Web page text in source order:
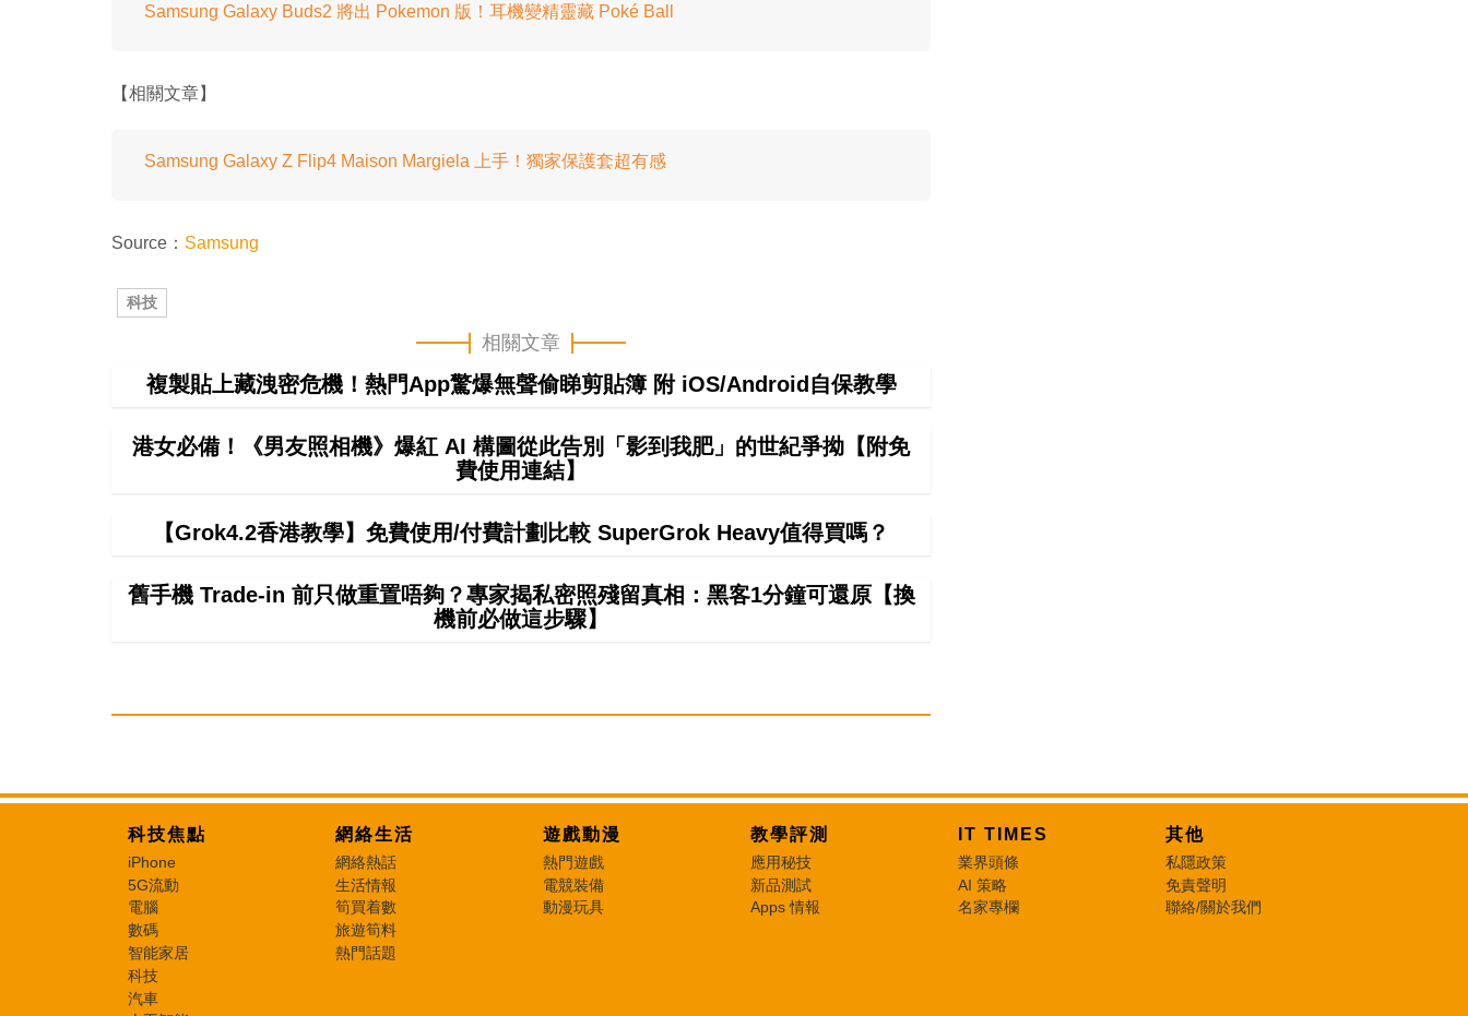
Samsung Galaxy Buds2 將出 Pokemon 版！耳機變精靈藏 Poké Ball
【相關文章】
Samsung Galaxy Z Flip4 Maison Margiela 上手！獨家保護套超有感
Source： Samsung
科技
相關文章
複製貼上藏洩密危機！熱門App驚爆無聲偷睇剪貼簿 附 iOS/Android自保教學
港女必備！《男友照相機》爆紅 AI 構圖從此告別「影到我肥」的世紀爭拗【附免
費使用連結】
【Grok4.2香港教學】免費使用/付費計劃比較 SuperGrok Heavy值得買嗎？
舊手機 Trade-in 前只做重置唔夠？專家揭私密照殘留真相：黑客1分鐘可還原【換
機前必做這步驟】
科技焦點
iPhone
5G流動
電腦
數碼
智能家居
科技
汽車
網絡生活
網絡熱話
生活情報
筍買着數
旅遊筍料
熱門話題
遊戲動漫
熱門遊戲
電競裝備
動漫玩具
教學評測
應用秘技
新品測試
Apps 情報
IT TIMES
業界頭條
AI 策略
名家專欄
其他
私隱政策
免責聲明
聯絡/關於我們